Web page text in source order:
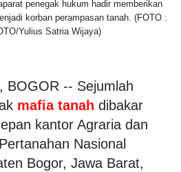
penegak hukum hadir memberikan
korban perampasan tanah. (FOTO :
Yulius Satria Wijaya)
BOGOR -- Sejumlah
mafia tanah dibakar
kantor Agraria dan
Nasional
Bogor, Jawa Barat,